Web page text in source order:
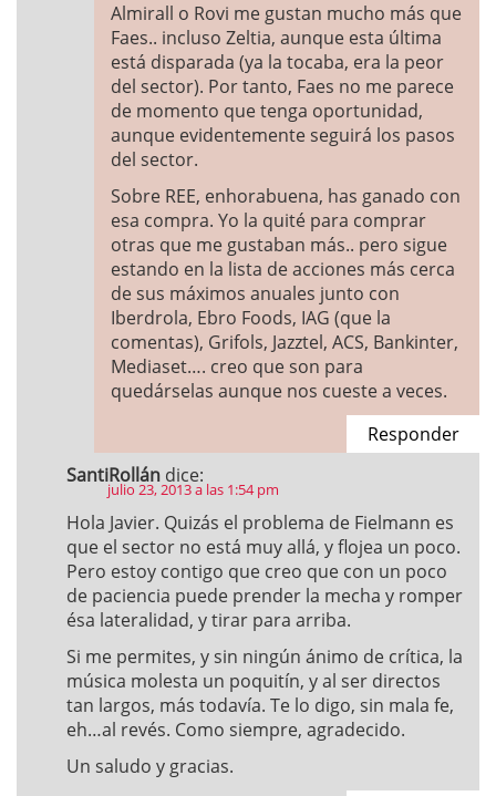
Almirall o Rovi me gustan mucho más que
Faes.. incluso Zeltia, aunque esta última
está disparada (ya la tocaba, era la peor
del sector). Por tanto, Faes no me parece
de momento que tenga oportunidad,
aunque evidentemente seguirá los pasos
del sector.
Sobre REE, enhorabuena, has ganado con
esa compra. Yo la quité para comprar
otras que me gustaban más.. pero sigue
estando en la lista de acciones más cerca
de sus máximos anuales junto con
Iberdrola, Ebro Foods, IAG (que la
comentas), Grifols, Jazztel, ACS, Bankinter,
Mediaset…. creo que son para
quedárselas aunque nos cueste a veces.
Responder
SantiRollán dice:
julio 23, 2013 a las 1:54 pm
Hola Javier. Quizás el problema de Fielmann es
que el sector no está muy allá, y flojea un poco.
Pero estoy contigo que creo que con un poco
de paciencia puede prender la mecha y romper
ésa lateralidad, y tirar para arriba.
Si me permites, y sin ningún ánimo de crítica, la
música molesta un poquitín, y al ser directos
tan largos, más todavía. Te lo digo, sin mala fe,
eh…al revés. Como siempre, agradecido.
Un saludo y gracias.